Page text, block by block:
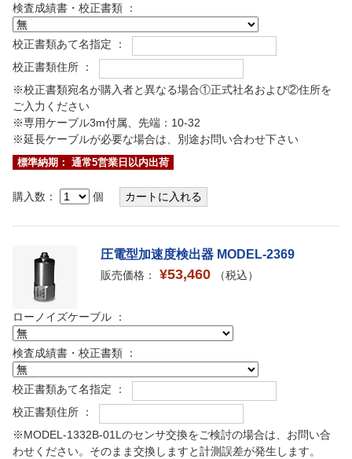
検査成績書・校正書類 ：
校正書類あて名指定 ：
校正書類住所 ：
※校正書類宛名が購入者と異なる場合①正式社名および②住所を
ご入力ください
※専用ケーブル3m付属、先端：10-32
※延長ケーブルが必要な場合は、別途お問い合わせ下さい
標準納期： 通常5営業日以内出荷
購入数： 個
圧電型加速度検出器 MODEL-2369
販売価格： ¥53,460 （税込）
ローノイズケーブル ：
検査成績書・校正書類 ：
校正書類あて名指定 ：
校正書類住所 ：
※MODEL-1332B-01Lのセンサ交換をご検討の場合は、お問い合
わせください。そのまま交換しますと計測誤差が発生します。